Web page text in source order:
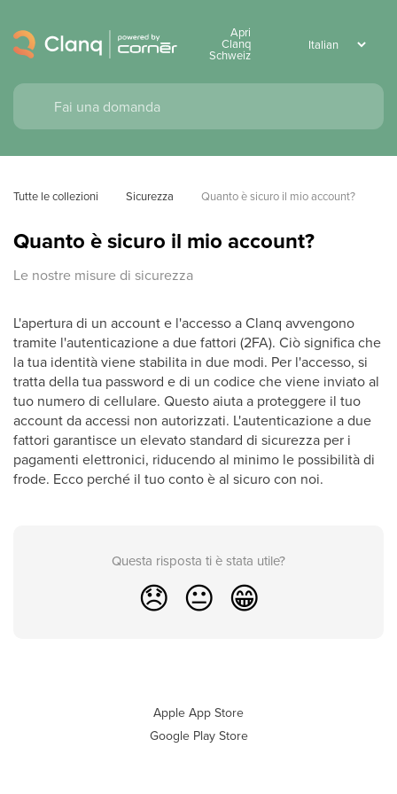
Apri
Clanq
Schweiz
Tutte le collezioni Sicurezza Quanto è sicuro il mio account?
Quanto è sicuro il mio account?
Le nostre misure di sicurezza
L'apertura di un account e l'accesso a Clanq avvengono
tramite l'autenticazione a due fattori (2FA). Ciò significa che
la tua identità viene stabilita in due modi. Per l'accesso, si
tratta della tua password e di un codice che viene inviato al
tuo numero di cellulare. Questo aiuta a proteggere il tuo
account da accessi non autorizzati. L'autenticazione a due
fattori garantisce un elevato standard di sicurezza per i
pagamenti elettronici, riducendo al minimo le possibilità di
frode. Ecco perché il tuo conto è al sicuro con noi.
Questa risposta ti è stata utile?
😞 😐 😁
Apple App Store
Google Play Store